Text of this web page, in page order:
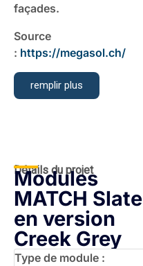
façades.
Source
: https://megasol.ch/
remplir plus
Détails du projet
Modules
MATCH Slate
en version
Creek Grey
Type de module :